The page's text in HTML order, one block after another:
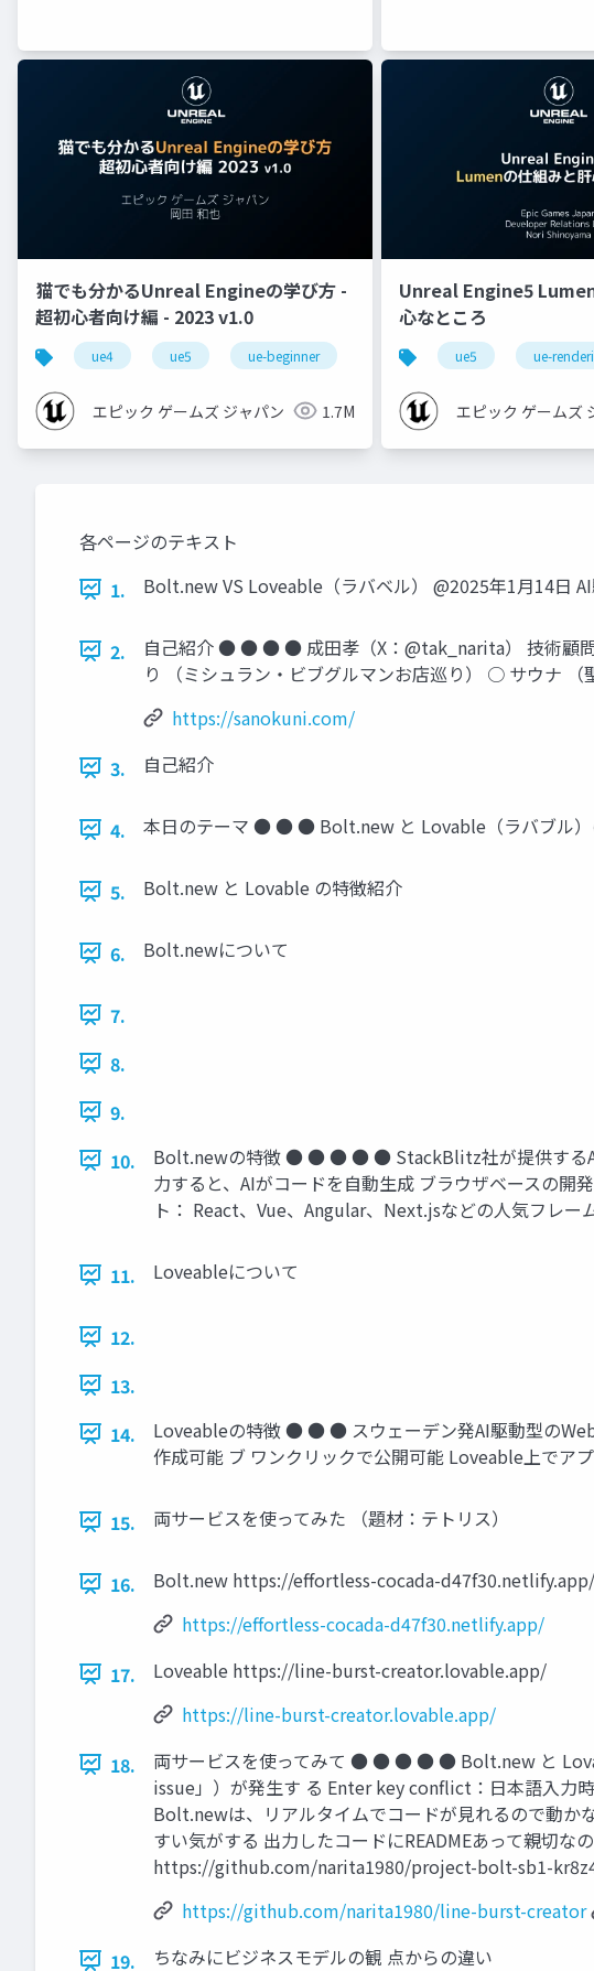
猫でも分かるUnreal Engineの学び方 -
超初心者向け編 - 2023 v1.0
ue4 ue5 ue-beginner
エピック ゲームズ ジャパン 1.7M
Unreal Engine5
心なところ
ue5 ue-
エピック ゲームズ
各ページのテキスト
1.
Bolt.new VS Loveable（ラバベル） @2025年1月14日
2.
自己紹介 ● ● ● ● 成田孝（X：@tak_narita） 技術顧
り （ミシュラン・ビブグルマンお店巡り） ○ サウナ
https://sanokuni.com/
3.
自己紹介
4. 本日のテーマ ● ● ● Bolt.new と Lovable（ラバブル）
5. Bolt.new と Lovable の特徴紹介
6. Bolt.newについて
7.
8.
9.
10.
Bolt.newの特徴 ● ● ● ● ● StackBlitz社が提供するAI
力すると、AIがコードを自動生成 ブラウザベースの開
ト： React、Vue、Angular、Next.jsなどの人気フレ
11. Loveableについて
12.
13.
14.
Loveableの特徴 ● ● ● スウェーデン発AI駆動型の
作成可能 ブ ワンクリックで公開可能 Loveable上でア
15. 両サービスを使ってみた （題材：テトリス）
16.
Bolt.new https://effortless-cocada-d47f30.netlify.app/
https://effortless-cocada-d47f30.netlify.app/
17.
Loveable https://line-burst-creator.lovable.app/
https://line-burst-creator.lovable.app/
18.
両サービスを使ってみて ● ● ● ● ● Bolt.new と
issue」）が発生す る Enter key conﬂict：日本語入力
Bolt.newは、リアルタイムでコードが見れるので動か
すい気がする 出力したコードにREADMEあって親
https://github.com/narita1980/project-bolt-sb1-
https://github.com/narita1980/line-burst-creator
19.
ちなみにビジネスモデルの観 点からの違い